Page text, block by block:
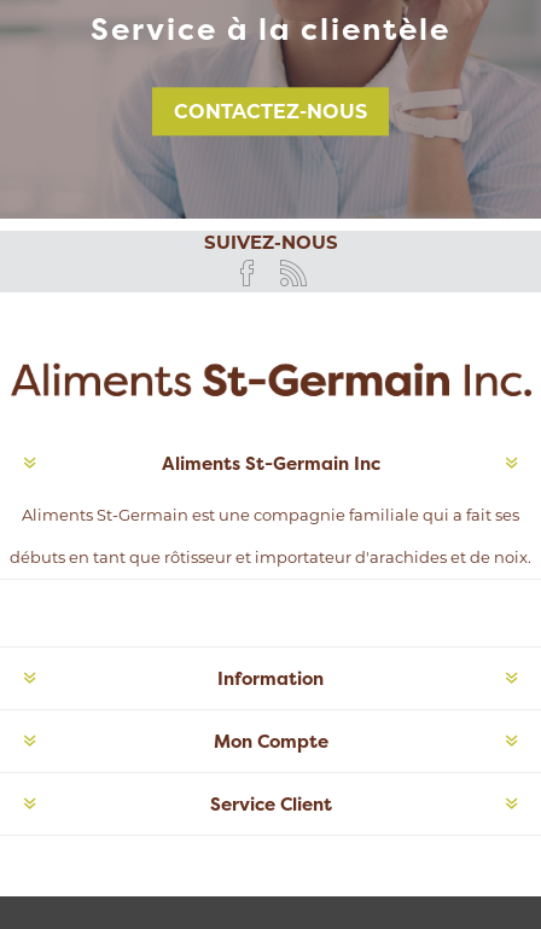
Service à la clientèle
CONTACTEZ-NOUS
SUIVEZ-NOUS
Aliments St-Germain Inc
Aliments St-Germain est une compagnie familiale qui a fait ses
débuts en tant que rôtisseur et importateur d'arachides et de noix.
Information
Mon Compte
Service Client